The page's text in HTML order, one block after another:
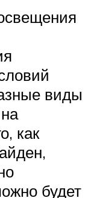
виды
как
будет